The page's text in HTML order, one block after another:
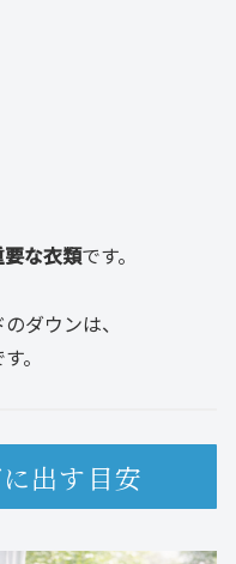
な衣類です。
ダウンは、
。
出す目安